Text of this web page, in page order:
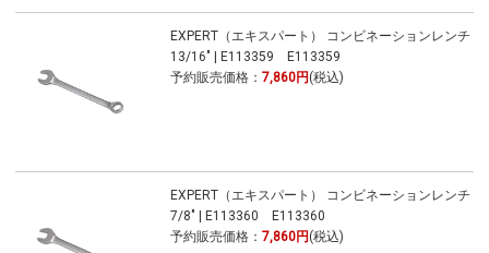
EXPERT（エキスパート） コンビネーションレンチ
13/16" | E113359 E113359
予約販売価格： 7,860円 (税込)
EXPERT（エキスパート） コンビネーションレンチ
7/8" | E113360 E113360
予約販売価格： 7,860円 (税込)